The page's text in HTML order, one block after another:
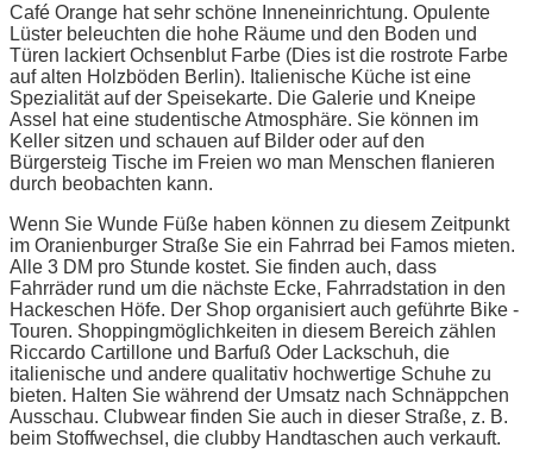
Café Orange hat sehr schöne Inneneinrichtung. Opulente
Lüster beleuchten die hohe Räume und den Boden und
Türen lackiert Ochsenblut Farbe (Dies ist die rostrote Farbe
auf alten Holzböden Berlin). Italienische Küche ist eine
Spezialität auf der Speisekarte. Die Galerie und Kneipe
Assel hat eine studentische Atmosphäre. Sie können im
Keller sitzen und schauen auf Bilder oder auf den
Bürgersteig Tische im Freien wo man Menschen flanieren
durch beobachten kann.
Wenn Sie Wunde Füße haben können zu diesem Zeitpunkt
im Oranienburger Straße Sie ein Fahrrad bei Famos mieten.
Alle 3 DM pro Stunde kostet. Sie finden auch, dass
Fahrräder rund um die nächste Ecke, Fahrradstation in den
Hackeschen Höfe. Der Shop organisiert auch geführte Bike -
Touren. Shoppingmöglichkeiten in diesem Bereich zählen
Riccardo Cartillone und Barfuß Oder Lackschuh, die
italienische und andere qualitativ hochwertige Schuhe zu
bieten. Halten Sie während der Umsatz nach Schnäppchen
Ausschau. Clubwear finden Sie auch in dieser Straße, z. B.
beim Stoffwechsel, die clubby Handtaschen auch verkauft.